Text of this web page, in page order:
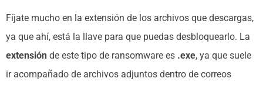
Fíjate mucho en la extensión de los archivos que descargas,
ya que ahí, está la llave para que puedas desbloquearlo. La
extensión de este tipo de ransomware es .exe, ya que suele
ir acompañado de archivos adjuntos dentro de correos